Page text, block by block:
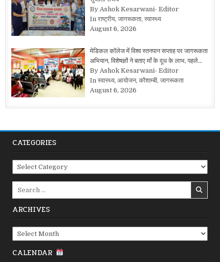
By Ashok Kesarwani- Editor
In राष्ट्रीय, जागरूकता, स्वास्थ्य
August 6, 2026
मेडिकल कॉलेज में विश्व स्तनपान सप्ताह पर जागरूकता
अभियान, विशेषज्ञों ने बताए माँ के दूध के लाभ, पहले…
By Ashok Kesarwani- Editor
In स्वास्थ्य, आयोजन, कौशाम्बी, जागरूकता
August 6, 2026
CATEGORIES
Categories
ARCHIVES
Archives
CALENDAR